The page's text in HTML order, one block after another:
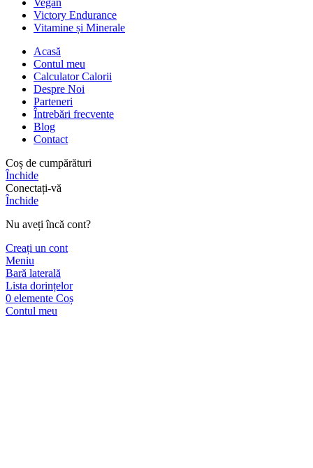
Vegan
Victory Endurance
Vitamine și Minerale
Acasă
Contul meu
Calculator Calorii
Despre Noi
Parteneri
Întrebări frecvente
Blog
Contact
Coș de cumpărături
Închide
Conectați-vă
Închide
Nu aveți încă cont?
Creați un cont
Meniu
Bară laterală
Lista dorințelor
0 elemente Coș
Contul meu